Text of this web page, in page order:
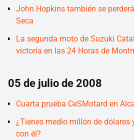
John Hopkins también se
Seca
La segunda moto de Suzuki
victoria en las 24 Horas de
05 de julio de 2008
Cuarta prueba CeSMotard en
¿Tienes medio millón de dólares
con él?